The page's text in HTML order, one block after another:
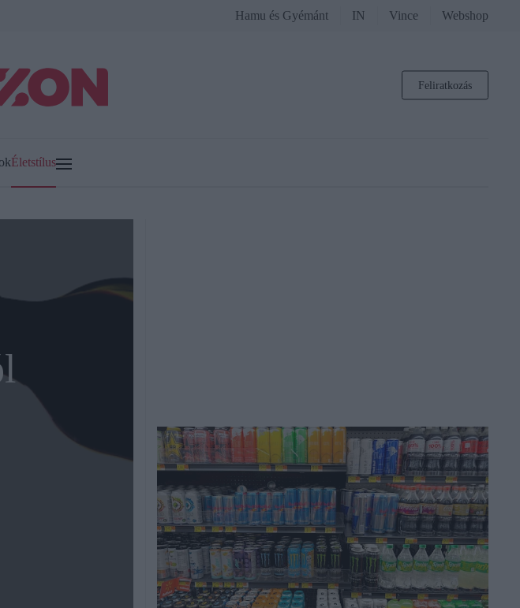
Hamu és Gyémánt IN Vince Webshop
Feliratkozás
Életstílus